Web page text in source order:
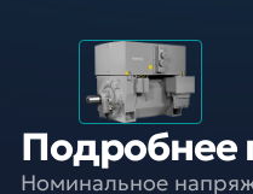
Подробнее
Номинальное